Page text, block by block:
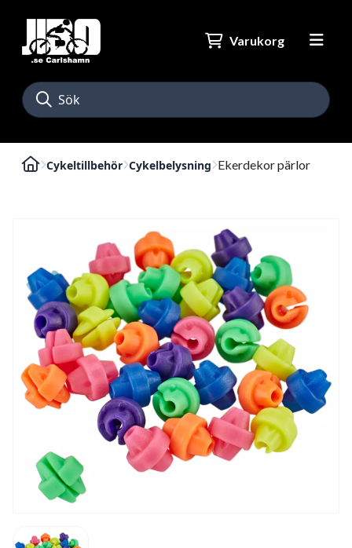
Varukorg
Cykeltillbehör Cykelbelysning Ekerdekor pärlor